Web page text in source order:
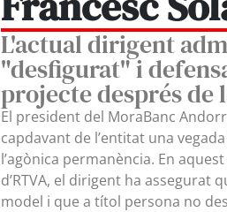
L'actual dirigent
"desfigurat" i
projecte després de
El president del MoraBanc
capdavant de l’entitat una
l’agònica permanència. En
d’RTVA, el dirigent ha
model i que a títol persona no